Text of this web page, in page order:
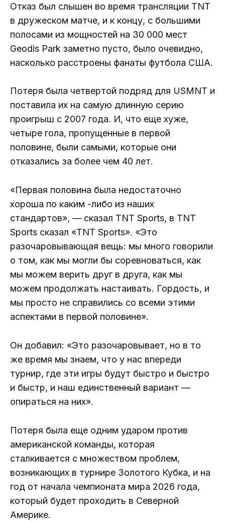
Отказ был слышен во время трансляции TNT
в дружеском матче, и к концу, с большими
полосами из мощностей на 30 000 мест
Geodis Park заметно пусто, было очевидно,
насколько расстроены фанаты футбола США.
Потеря была четвертой подряд для USMNT и
поставила их на самую длинную серию
проигрыш с 2007 года. И, что еще хуже,
четыре гола, пропущенные в первой
половине, были самыми, которые они
отказались за более чем 40 лет.
«Первая половина была недостаточно
хороша по каким -либо из наших
стандартов», — сказал TNT Sports, в TNT
Sports сказал «TNT Sports». «Это
разочаровывающая вещь: мы много говорили
о том, как мы могли бы соревноваться, как
мы можем верить друг в друга, как мы
можем продолжать настаивать. Гордость, и
мы просто не справились со всеми этими
аспектами в первой половине».
Он добавил: «Это разочаровывает, но в то
же время мы знаем, что у нас впереди
турнир, где эти игры будут быстро и быстро
и быстр, и наш единственный вариант —
опираться на них».
Потеря была еще одним ударом против
американской команды, которая
сталкивается с множеством проблем,
возникающих в турнире Золотого Кубка, и на
год от начала чемпионата мира 2026 года,
который будет проходить в Северной
Америке.